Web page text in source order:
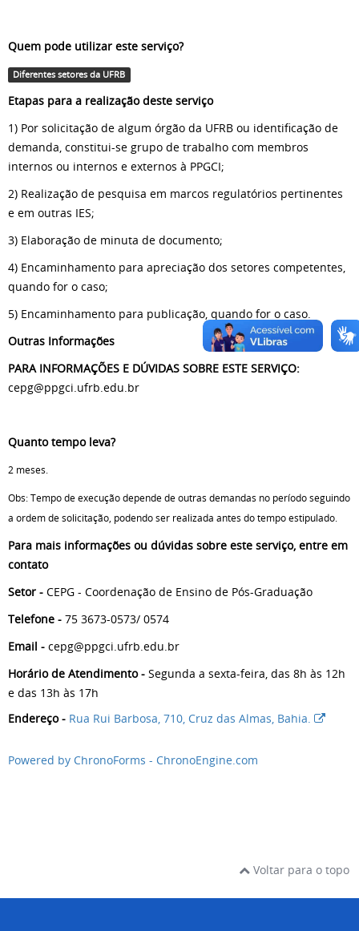
Quem pode utilizar este serviço?
Diferentes setores da UFRB
Etapas para a realização deste serviço
1) Por solicitação de algum órgão da UFRB ou identificação de
demanda, constitui-se grupo de trabalho com membros
internos ou internos e externos à PPGCI;
2) Realização de pesquisa em marcos regulatórios pertinentes
e em outras IES;
3) Elaboração de minuta de documento;
4) Encaminhamento para apreciação dos setores competentes,
quando for o caso;
5) Encaminhamento para publicação, quando for o caso.
Outras Informações
PARA INFORMAÇÕES E DÚVIDAS SOBRE ESTE SERVIÇO:
cepg@ppgci.ufrb.edu.br
Quanto tempo leva?
2 meses.
Obs: Tempo de execução depende de outras demandas no período seguindo
a ordem de solicitação, podendo ser realizada antes do tempo estipulado.
Para mais informações ou dúvidas sobre este serviço, entre em
contato
Setor - CEPG - Coordenação de Ensino de Pós-Graduação
Telefone - 75 3673-0573/ 0574
Email - cepg@ppgci.ufrb.edu.br
Horário de Atendimento - Segunda a sexta-feira, das 8h às 12h
e das 13h às 17h
Endereço - Rua Rui Barbosa, 710, Cruz das Almas, Bahia.
Powered by ChronoForms - ChronoEngine.com
Voltar para o topo